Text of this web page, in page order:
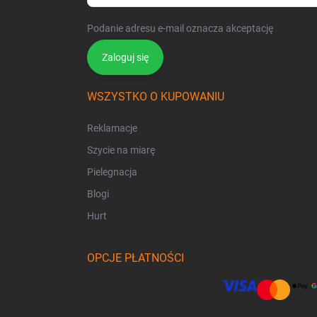
Podanie adresu e-mail oznacza akceptację
Zaloguj się
WSZYSTKO O KUPOWANIU
Reklamacje
Szycie na miarę
Pielegnacja
Blogi
Hurt
OPCJE PŁATNOŚCI